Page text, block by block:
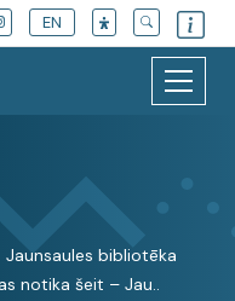
EN
Jaunsaules bibliotēka
notika šeit – Jau..